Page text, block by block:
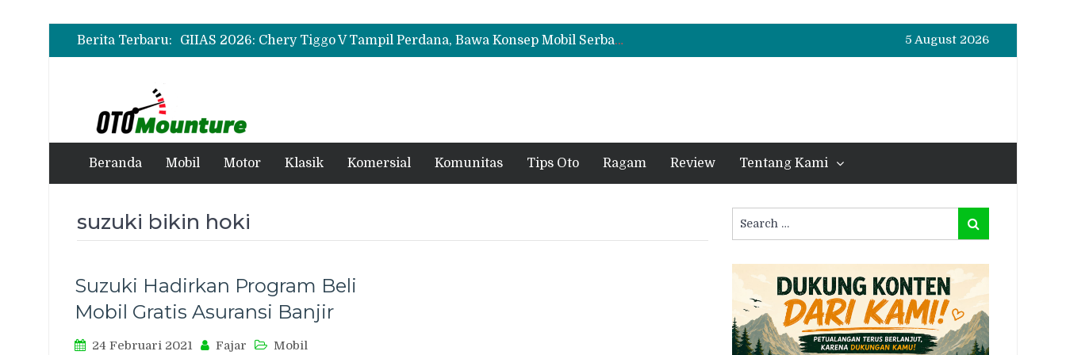
Berita Terbaru:
Geely Coolray Resmi Meluncur di Indonesia, SUV Turbo 174 PS Mulai Rp333 Juta, Bonus hingga Rp18,7 Juta
GIIAS 2026: Chery Tiggo V Tampil Perdana, Bawa Konsep Mobil Serbaguna 3-in-1
Laris Manis! 300 Unit Wuling Aira ev Edisi Toy Story 5 Habis Terjual di GIIAS 2026
5 August 2026
Beranda Mobil Motor Klasik Komersial Komunitas Tips Oto Ragam Review Tentang Kami
suzuki bikin hoki
Suzuki Hadirkan Program Beli
Mobil Gratis Asuransi Banjir
24 Februari 2021 Fajar Mobil
for:
Search